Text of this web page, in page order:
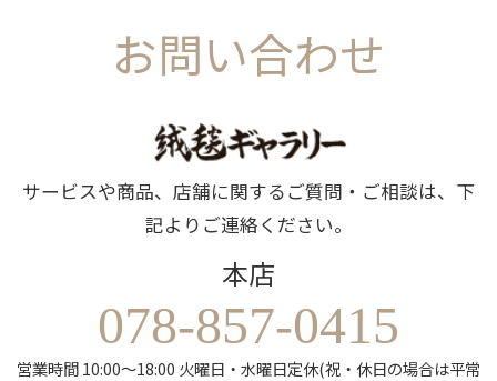
お問い合わせ
サービスや商品、店舗に関するご質問・ご相談は、下
記よりご連絡ください。
本店
078-857-0415
営業時間 10:00～18:00 火曜日・水曜日定休(祝・休日の場合は平常